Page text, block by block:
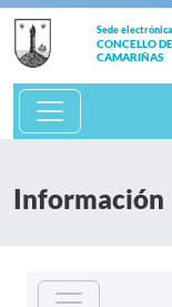
Sede electrónica
CONCELLO DE
CAMARIÑAS
Información